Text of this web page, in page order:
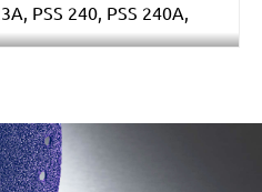
PSS 240, PSS 240A,
parallax_logos/